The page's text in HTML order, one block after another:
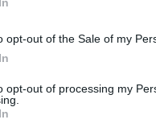
opt-out of the Sale of my
opt-out of processing my
pasirinkimas,